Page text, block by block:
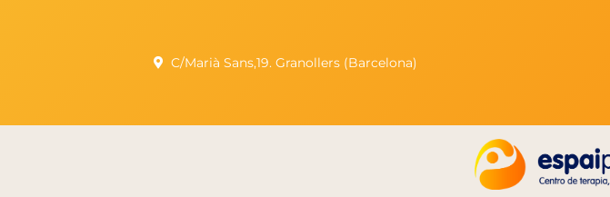
C/Marià Sans,19. Granollers (Barcelona)